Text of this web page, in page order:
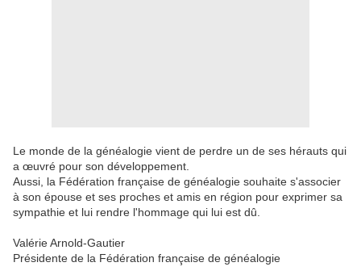
Le monde de la généalogie vient de perdre un de ses hérauts qui
a œuvré pour son développement.
Aussi, la Fédération française de généalogie souhaite s'associer
à son épouse et ses proches et amis en région pour exprimer sa
sympathie et lui rendre l'hommage qui lui est dû.
Valérie Arnold-Gautier
Présidente de la Fédération française de généalogie